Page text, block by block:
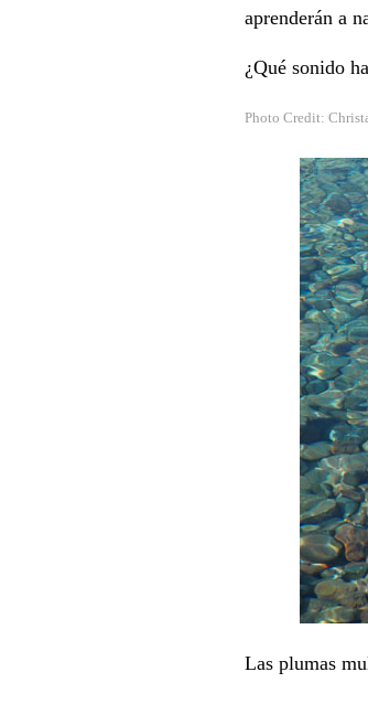
aprenderán a
¿Qué sonido
Photo Credit:
Las plumas